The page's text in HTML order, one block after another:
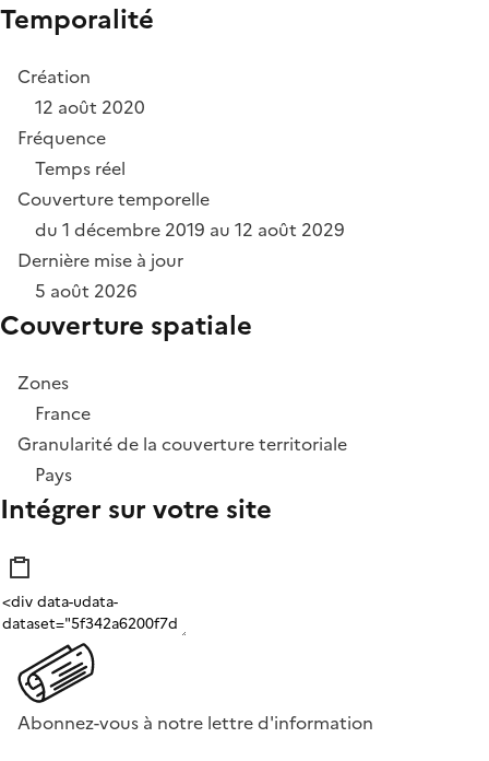
Temporalité
Création
12 août 2020
Fréquence
Temps réel
Couverture temporelle
du 1 décembre 2019 au 12 août 2029
Dernière mise à jour
5 août 2026
Couverture spatiale
Zones
France
Granularité de la couverture territoriale
Pays
Intégrer sur votre site
Abonnez-vous à notre lettre d'information